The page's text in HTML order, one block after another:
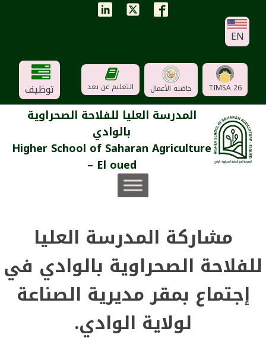
EN
TIMSA 26 حاضنة الأعمال التعليم عن بعد توظيف
المدرسة العليا للفلاحة الصحراوية
بالوادي
Higher School of Saharan Agriculture
– El oued
مشاركة المدرسة العليا
للفلاحة الصحراوية بالوادي في
إجتماع بمقر مديرية الصناعة
لولاية الوادي.